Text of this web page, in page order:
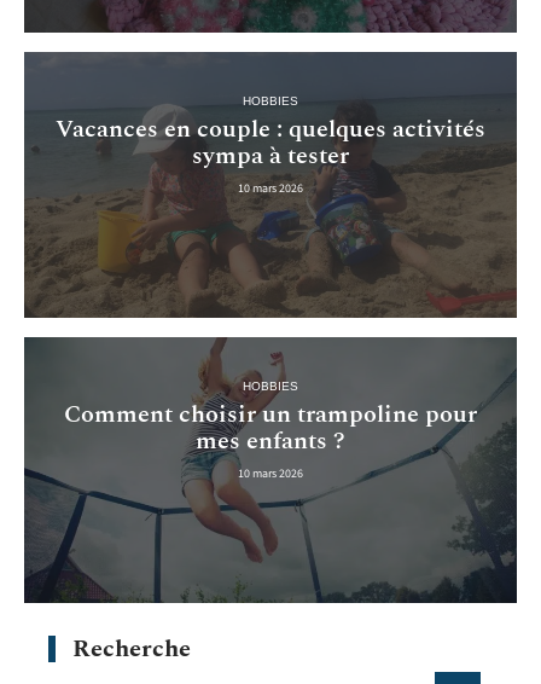
HOBBIES
Vacances en couple : quelques activités
sympa à tester
10 mars 2026
HOBBIES
Comment choisir un trampoline pour
mes enfants ?
10 mars 2026
Recherche